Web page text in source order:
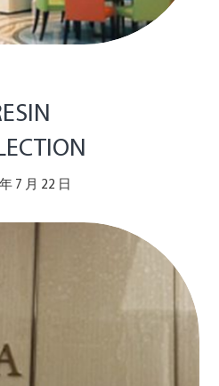
7 月 22 日